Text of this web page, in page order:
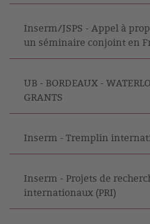
Inserm/JSPS - Appel à
un séminaire conjoint en
UB - BORDEAUX -
GRANTS
Inserm - Tremplin
Inserm - Projets de
internationaux (PRI)